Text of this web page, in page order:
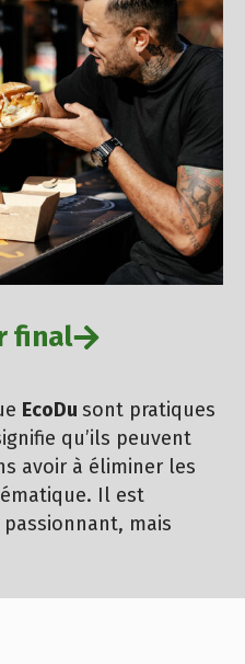
final
EcoDu sont pratiques
qu’ils peuvent
avoir à éliminer les
Il est
mais